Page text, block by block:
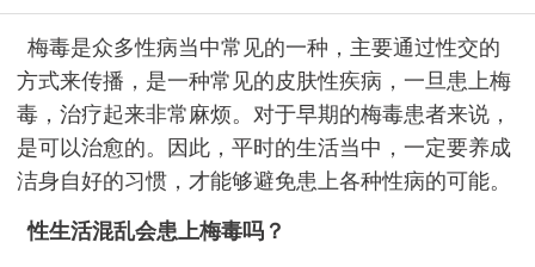
梅毒是众多性病当中常见的一种，主要通过性交的
方式来传播，是一种常见的皮肤性疾病，一旦患上梅
毒，治疗起来非常麻烦。对于早期的梅毒患者来说，
是可以治愈的。因此，平时的生活当中，一定要养成
洁身自好的习惯，才能够避免患上各种性病的可能。
性生活混乱会患上梅毒吗？